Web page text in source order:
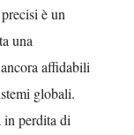
è un
una
affidabili
globali.
in perdita di